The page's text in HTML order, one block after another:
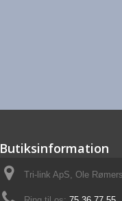
Butiksinformation
Tri-link ApS, Ole